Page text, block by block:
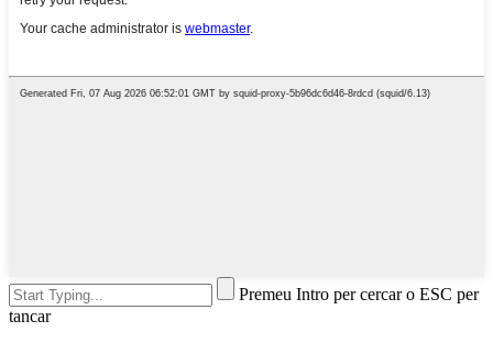
Premeu Intro per cercar o ESC per
tancar